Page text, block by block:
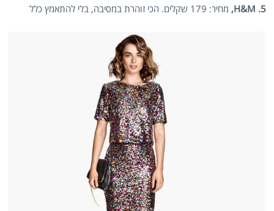
5. H&M, מחיר: 179 שקלים. הכי זוהרת במסיבה, בלי להתאמץ כלל